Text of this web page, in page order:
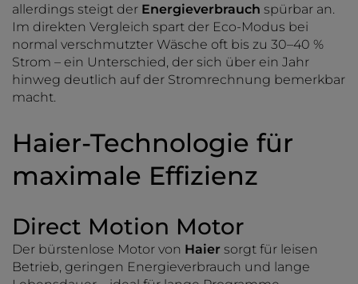
allerdings steigt der Energieverbrauch spürbar an.
Im direkten Vergleich spart der Eco-Modus bei
normal verschmutzter Wäsche oft bis zu 30–40 %
Strom – ein Unterschied, der sich über ein Jahr
hinweg deutlich auf der Stromrechnung bemerkbar
macht.
Haier-Technologie für
maximale Effizienz
Direct Motion Motor
Der bürstenlose Motor von Haier sorgt für leisen
Betrieb, geringen Energieverbrauch und lange